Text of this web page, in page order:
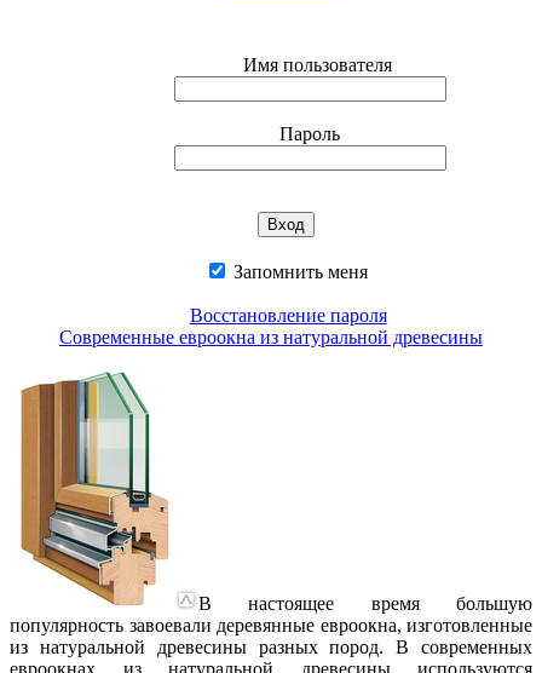
Имя пользователя
Пароль
Запомнить меня
Восстановление пароля
Современные евроокна из натуральной древесины
В настоящее время большую
популярность завоевали деревянные евроокна, изготовленные
из натуральной древесины разных пород. В современных
евроокнах из натуральной древесины используются